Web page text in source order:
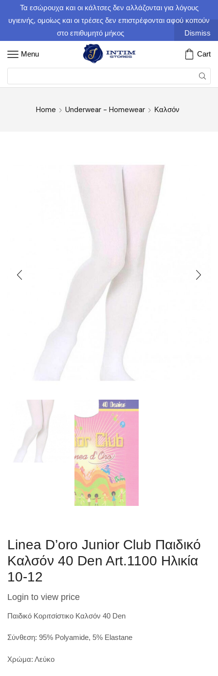
Τα εσώρουχα και οι κάλτσες δεν αλλάζονται για λόγους
υγιεινής, ομοίως και οι τρέσες δεν επιστρέφονται αφού κοπούν
στο επιθυμητό μήκος
Dismiss
Menu Cart
Home Underwear - Homewear Καλσόν
Linea D’oro Junior Club Παιδικό
Καλσόν 40 Den Art.1100 Ηλικία
10-12
Login to view price
Παιδικό Κοριτσίστικο Καλσόν 40 Den
Σύνθεση: 95% Polyamide, 5% Elastane
Χρώμα: Λεύκο